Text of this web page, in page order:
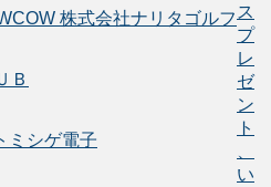
株式会社ナリタゴルフ
Ｂ
ミシゲ電子
ス
プ
レ
ゼ
ン
ト
い